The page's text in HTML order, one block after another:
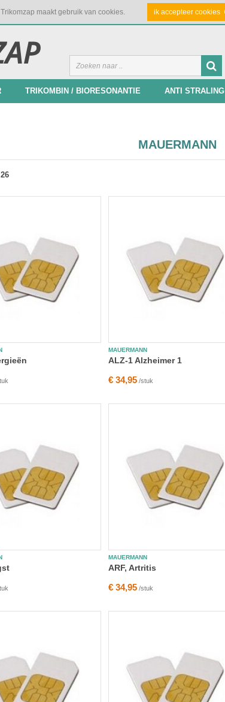
Trikomzap maakt gebruik van cookies. ik accepteer cookies
TRIKOMBIN / BIORESONANTIE ANTI STRALING
MAUERMANN
26
MAUERMANN
ALZ-1 Alzheimer 1
€ 34,95 /stuk
MAUERMANN
ARF, Artritis
€ 34,95 /stuk